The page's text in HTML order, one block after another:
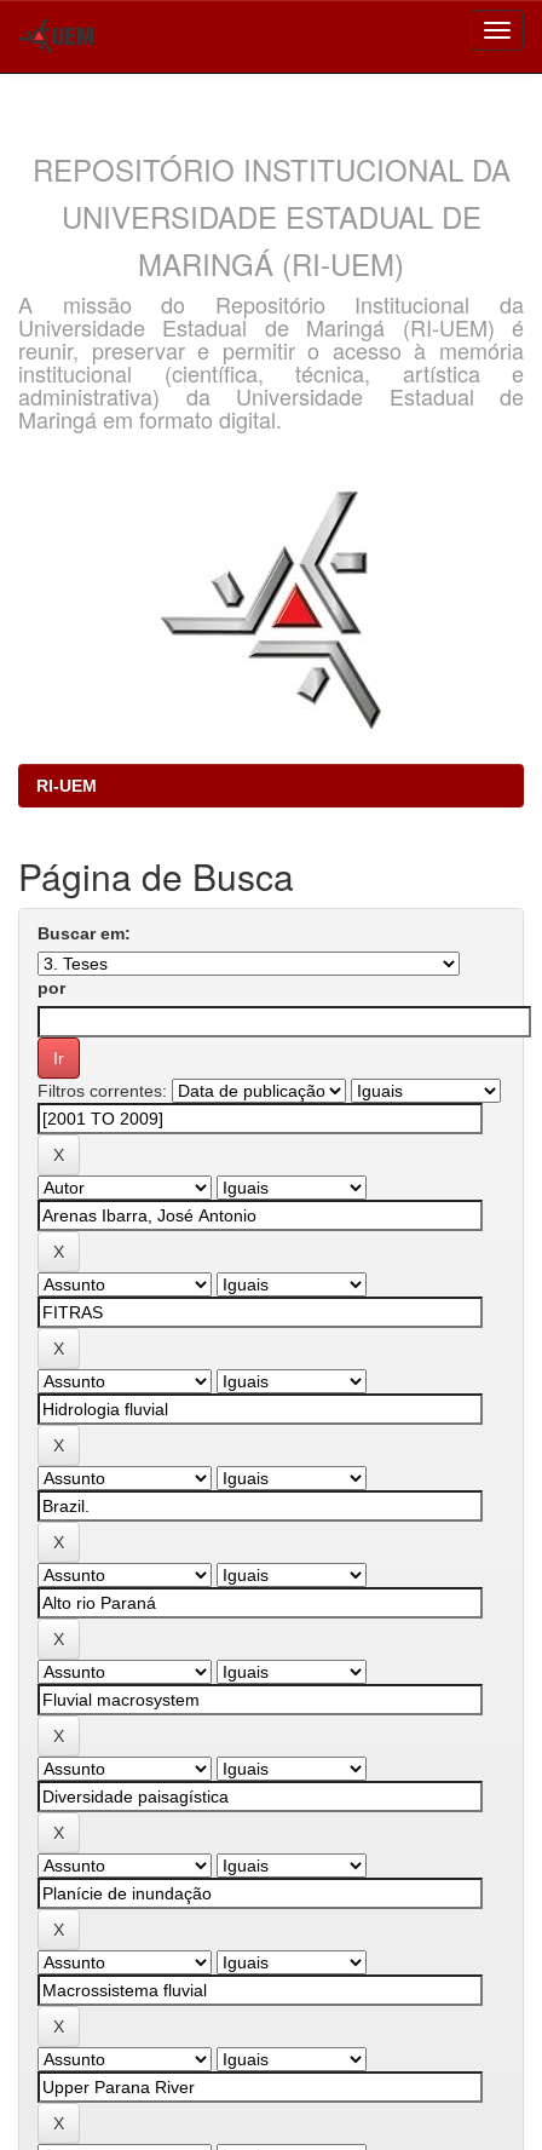
REPOSITÓRIO INSTITUCIONAL DA
UNIVERSIDADE ESTADUAL DE
MARINGÁ (RI-UEM)
A missão do Repositório Institucional da
Universidade Estadual de Maringá (RI-UEM) é
reunir, preservar e permitir o acesso à memória
institucional (científica, técnica, artística e
administrativa) da Universidade Estadual de
Maringá em formato digital.
RI-UEM
Página de Busca
Buscar em:
por
Filtros correntes: